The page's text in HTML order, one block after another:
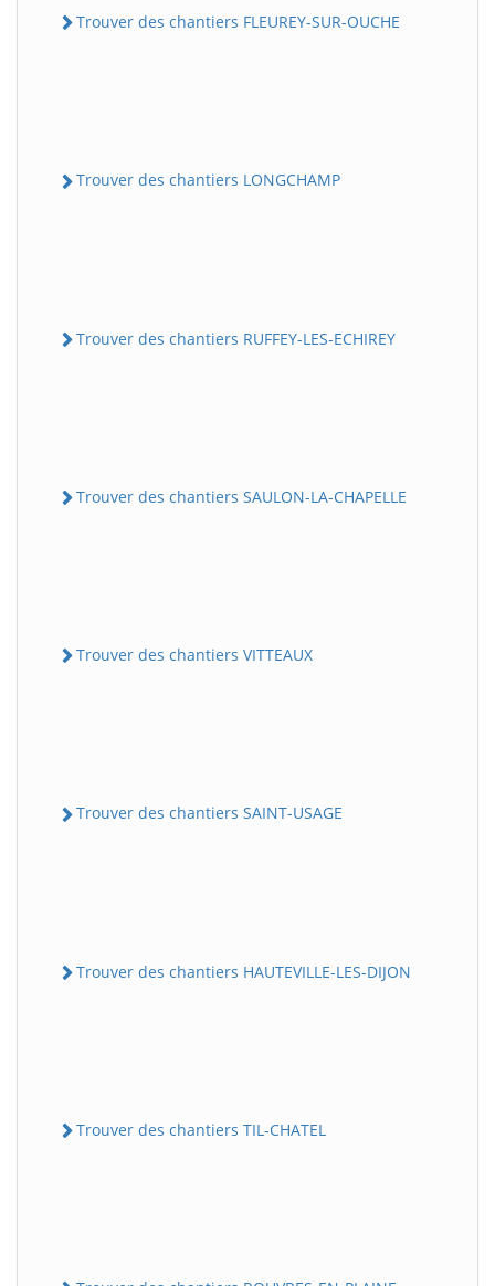
Trouver des chantiers FLEUREY-SUR-OUCHE
Trouver des chantiers LONGCHAMP
Trouver des chantiers RUFFEY-LES-ECHIREY
Trouver des chantiers SAULON-LA-CHAPELLE
Trouver des chantiers VITTEAUX
Trouver des chantiers SAINT-USAGE
Trouver des chantiers HAUTEVILLE-LES-DIJON
Trouver des chantiers TIL-CHATEL